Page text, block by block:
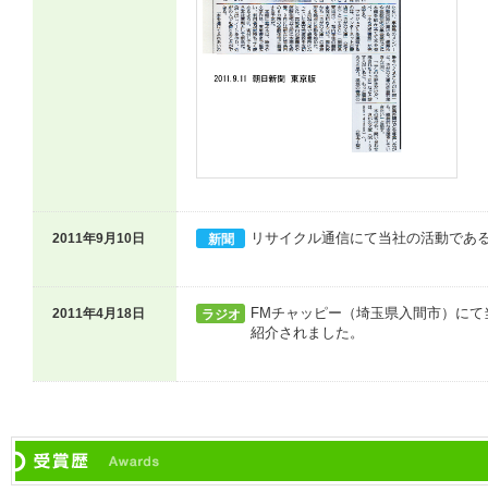
2011年9月10日 新聞 リサイクル通信にて当社の活動であ
2011年4月18日 ラジオ
FMチャッピー（埼玉県入間市）に
紹介されました。